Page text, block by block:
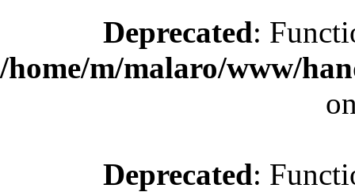
Deprecated:
/home/m/malaro/www/
Deprecated: